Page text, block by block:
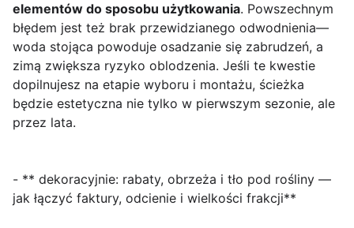
elementów do sposobu użytkowania. Powszechnym
błędem jest też brak przewidzianego odwodnienia—
woda stojąca powoduje osadzanie się zabrudzeń, a
zimą zwiększa ryzyko oblodzenia. Jeśli te kwestie
dopilnujesz na etapie wyboru i montażu, ścieżka
będzie estetyczna nie tylko w pierwszym sezonie, ale
przez lata.
- ** dekoracyjnie: rabaty, obrzeża i tło pod rośliny —
jak łączyć faktury, odcienie i wielkości frakcji**